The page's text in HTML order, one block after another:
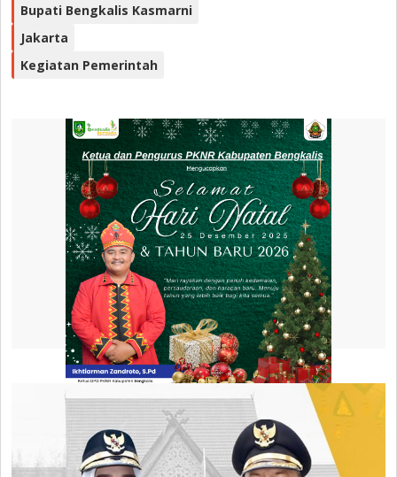
Bupati Bengkalis Kasmarni
Jakarta
Kegiatan Pemerintah